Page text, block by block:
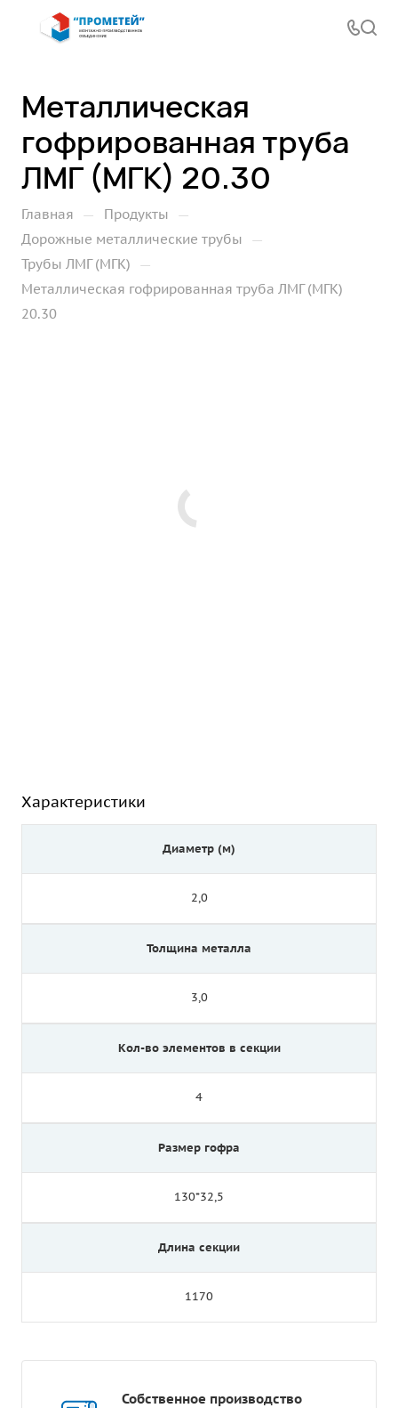
Металлическая
гофрированная труба
ЛМГ (МГК) 20.30
Главная — Продукты —
Дорожные металлические трубы —
Трубы ЛМГ (МГК) —
Металлическая гофрированная труба ЛМГ (МГК)
20.30
Характеристики
Диаметр (м)
2,0
Толщина металла
3,0
Кол-во элементов в секции
4
Размер гофра
130*32,5
Длина секции
1170
Собственное производство